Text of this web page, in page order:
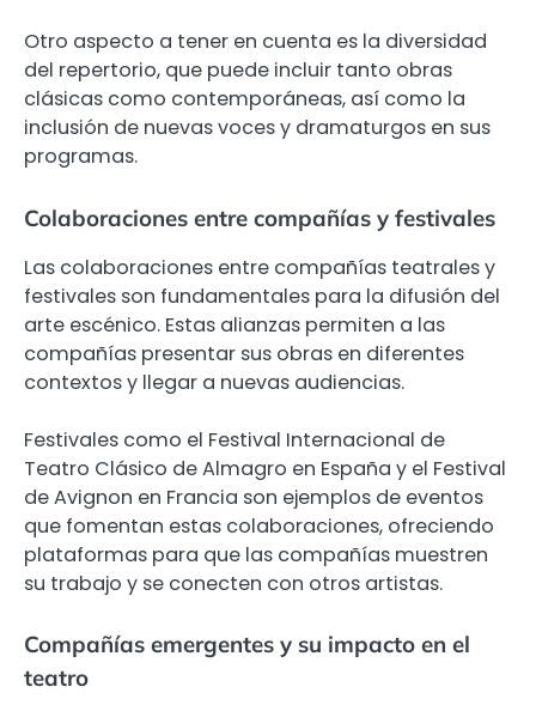
Otro aspecto a tener en cuenta es la diversidad
del repertorio, que puede incluir tanto obras
clásicas como contemporáneas, así como la
inclusión de nuevas voces y dramaturgos en sus
programas.
Colaboraciones entre compañías y festivales
Las colaboraciones entre compañías teatrales y
festivales son fundamentales para la difusión del
arte escénico. Estas alianzas permiten a las
compañías presentar sus obras en diferentes
contextos y llegar a nuevas audiencias.
Festivales como el Festival Internacional de
Teatro Clásico de Almagro en España y el Festival
de Avignon en Francia son ejemplos de eventos
que fomentan estas colaboraciones, ofreciendo
plataformas para que las compañías muestren
su trabajo y se conecten con otros artistas.
Compañías emergentes y su impacto en el
teatro